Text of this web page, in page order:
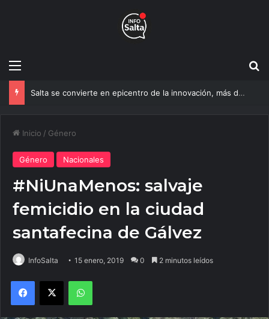
Menú
Salta se convierte en epicentro de la innovación, más de 600 personas ya participan del NOA Innova
Inicio / Género
Género Nacionales
#NiUnaMenos: salvaje
femicidio en la ciudad
santafecina de Gálvez
InfoSalta 15 enero, 2019 0 2 minutos leídos
Facebook
X WhatsApp